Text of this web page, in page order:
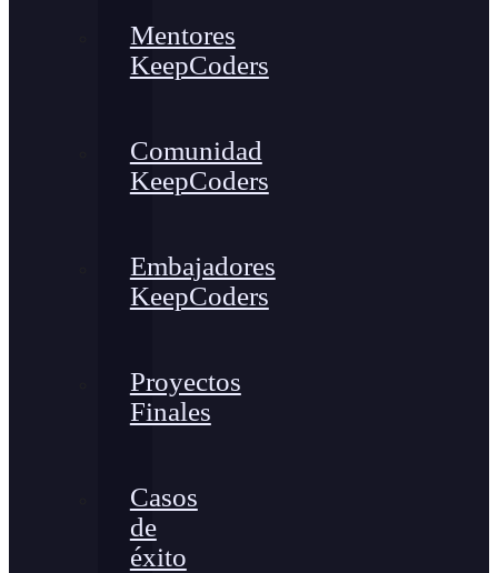
Mentores
KeepCoders
Comunidad
KeepCoders
Embajadores
KeepCoders
Proyectos
Finales
Casos
de
éxito